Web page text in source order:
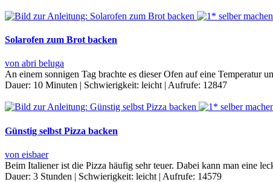
Solarofen zum Brot backen
von abri beluga
An einem sonnigen Tag brachte es dieser Ofen auf eine
Dauer: 10 Minuten Schwierigkeit: leicht Aufrufe: 12847
Günstig selbst Pizza backen
von eisbaer
Beim Italiener ist die Pizza häufig sehr teuer. Dabei kann man eine
Dauer: 3 Stunden | Schwierigkeit: leicht | Aufrufe: 14579